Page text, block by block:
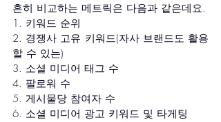
흔히 비교하는 메트릭은 다음과 같은데요.
1. 키워드 순위
2. 경쟁사 고유 키워드(자사 브랜드도 활용
할 수 있는)
3. 소셜 미디어 태그 수
4. 팔로워 수
5. 게시물당 참여자 수
6. 소셜 미디어 광고 키워드 및 타게팅